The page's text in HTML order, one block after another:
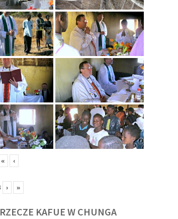
« ‹
› »
KAFUE W CHUNGA